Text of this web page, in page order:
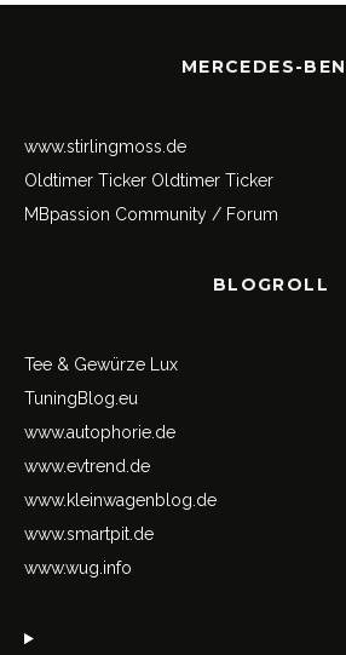
MERCEDES-
www.stirlingmoss.de
Oldtimer Ticker Oldtimer Ticker
MBpassion Community / Forum
BLOGROLL
Tee & Gewürze Lux
TuningBlog.eu
www.autophorie.de
www.evtrend.de
www.kleinwagenblog.de
www.smartpit.de
www.wug.info